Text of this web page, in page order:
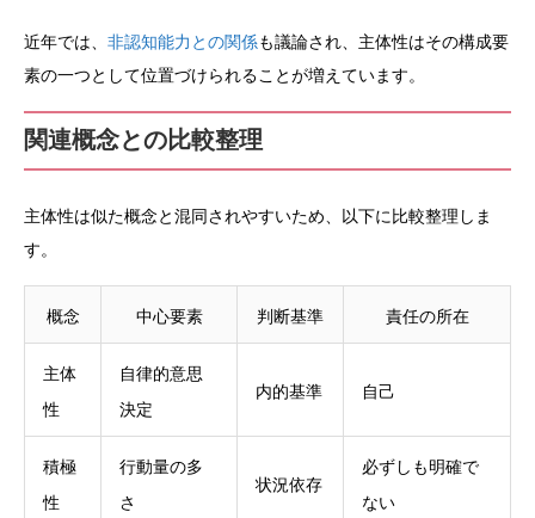
近年では、 非認知能力との関係も議論され、主体性はその構成要
素の一つとして位置づけられることが増えています。
関連概念との比較整理
主体性は似た概念と混同されやすいため、以下に比較整理しま
す。
概念 中心要素 判断基準 責任の所在
主体
性
自律的意思
決定
内的基準 自己
積極
性
行動量の多
さ
状況依存
必ずしも明確で
ない